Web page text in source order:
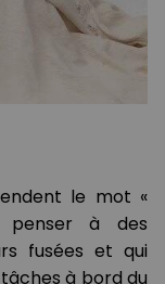
le mot «
penser à des
fusées et qui
à bord du